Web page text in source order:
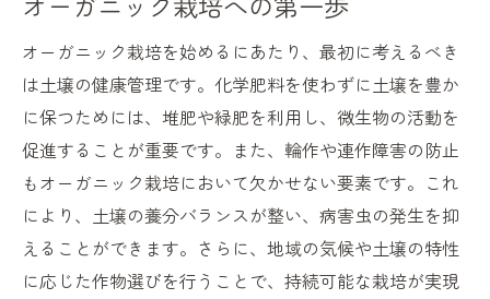
オーガニック栽培を始めるにあたり、最初に考えるべき
は土壌の健康管理です。化学肥料を使わずに土壌を豊か
に保つためには、堆肥や緑肥を利用し、微生物の活動を
促進することが重要です。また、輪作や連作障害の防止
もオーガニック栽培において欠かせない要素です。これ
により、土壌の養分バランスが整い、病害虫の発生を抑
えることができます。さらに、地域の気候や土壌の特性
に応じた作物選びを行うことで、持続可能な栽培が実現